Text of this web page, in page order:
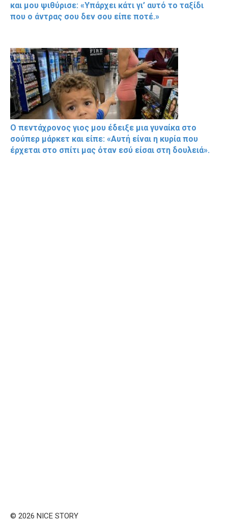
και μου ψιθύρισε: «Υπάρχει κάτι γι’ αυτό το ταξίδι
που ο άντρας σου δεν σου είπε ποτέ.»
Ο πεντάχρονος γιος μου έδειξε μια γυναίκα στο
σούπερ μάρκετ και είπε: «Αυτή είναι η κυρία που
έρχεται στο σπίτι μας όταν εσύ είσαι στη δουλειά».
© 2026 NICE STORY